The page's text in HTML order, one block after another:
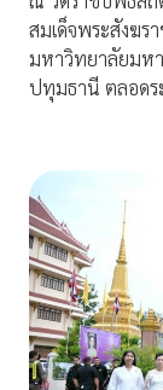
สมเด็จพระสังฆร
มหาวิทยาลัยมห
ปทุมธานี ตลอดร